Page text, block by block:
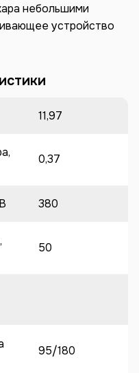
небольшими
устройство
11,97
0,37
380
50
95/180